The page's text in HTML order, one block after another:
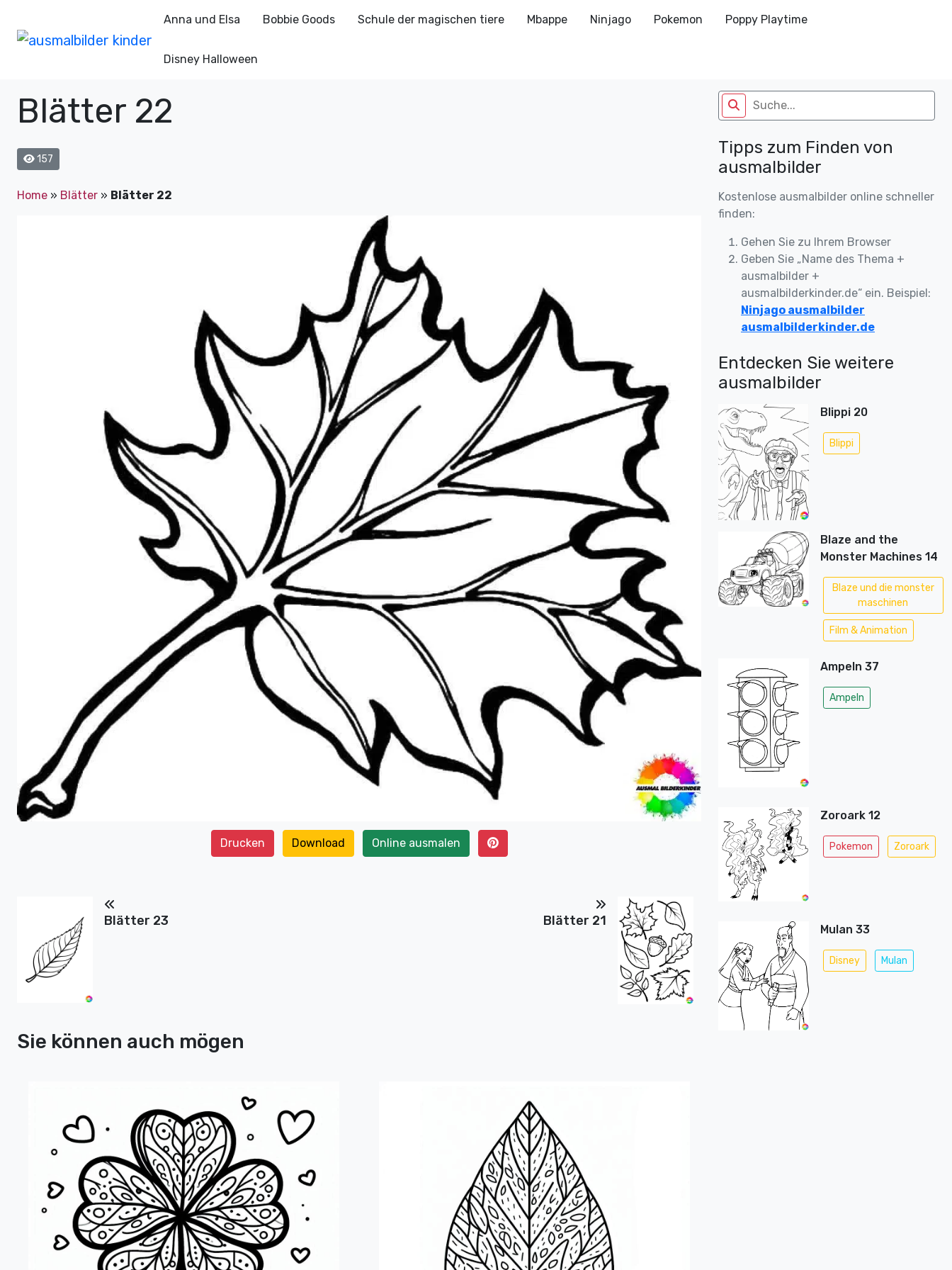
Anna und Elsa Bobbie Goods Schule der magischen tiere Mbappe Ninjago Pokemon Poppy Playtime
Disney Halloween
Blätter 22
157
Home » Blätter » Blätter 22
Drucken Download Online ausmalen
Blätter 23 Blätter 21
Sie können auch mögen
Tipps zum Finden von
ausmalbilder
Kostenlose ausmalbilder online schneller
finden:
Gehen Sie zu Ihrem Browser
Geben Sie „Name des Thema +
ausmalbilder +
ausmalbilderkinder.de“ ein. Beispiel:
Ninjago ausmalbilder
ausmalbilderkinder.de
Entdecken Sie weitere
ausmalbilder
Blippi 20
Blippi
Blaze and the
Monster Machines 14
Blaze und die monster
maschinen
Film & Animation
Ampeln 37
Ampeln
Zoroark 12
Pokemon Zoroark
Mulan 33
Disney Mulan